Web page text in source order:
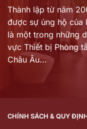
Thành lập từ năm
được sự ủng hộ của
là một trong những
vực Thiết bị Phòng
Châu Âu...
CHÍNH SÁCH & QUY